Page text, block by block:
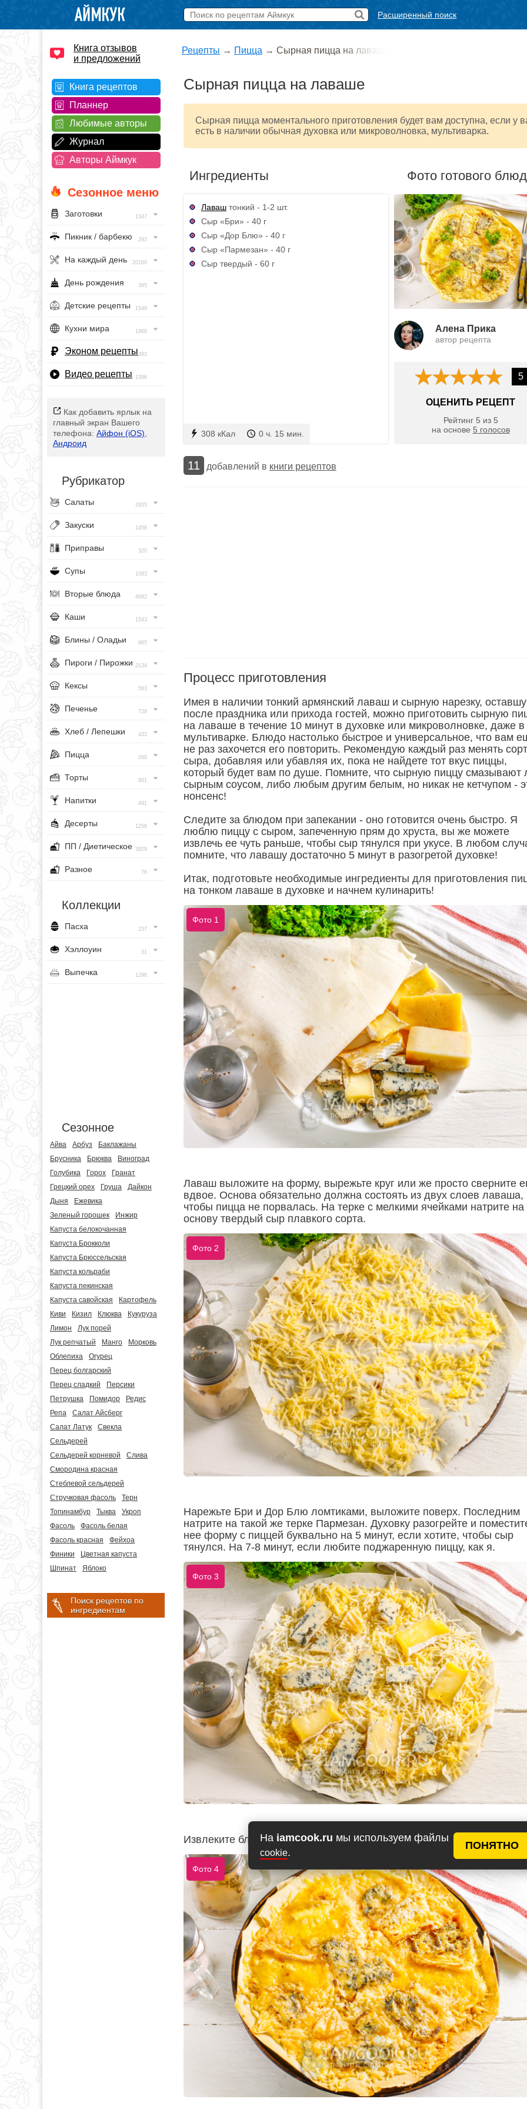
На iamcook.ru мы используем файлы
cookie.
ПОНЯТНО
Расширенный поиск
Книга отзывов
и предложений
Книга рецептов
Планнер
Любимые авторы
Журнал
Авторы Аймкук
Сезонное меню
Заготовки 1347
Пикник / барбекю 293
На каждый день 20160
День рождения 385
Детские рецепты 1548
Кухни мира 1968
Эконом рецепты393
Видео рецепты 1396
Как добавить ярлык на
главный экран Вашего
телефона: Айфон (iOS)
Андроид
Рубрикатор
Салаты 2955
Закуски 1456
Приправы 320
Супы 1083
Вторые блюда 4682
Каши 1543
Блины / Оладьи 965
Пироги / Пирожки 2134
Кексы 563
Печенье 728
Хлеб / Лепешки 433
Пицца 260
Торты 801
Напитки 491
Десерты 1256
ПП / Диетическое 3929
Разное 76
Коллекции
Пасха 237
Хэллоуин 31
Выпечка 1296
Сезонное
Айва Арбуз
Баклажаны
Брусника
Брюква
Виноград
Голубика
Горох
Гранат
Грецкий орех
Груша
Дайкон
Дыня
Ежевика
Зеленый горошек
Инжир
Капуста белокочанная
Капуста Брокколи
Капуста Брюссельская
Капуста кольраби
Капуста пекинская
Капуста савойская
Картофель
Киви
Кизил Клюква
Кукуруза
Лимон
Лук порей
Лук репчатый
Манго
Морковь
Облепиха
Огурец
Перец болгарский
Перец сладкий
Персики
Петрушка
Помидор
Редис
Репа
Салат Айсберг
Салат Латук
Свекла
Сельдерей
Сельдерей корневой
Слива
Смородина красная
Стеблевой сельдерей
Стручковая фасоль
Терн
Топинамбур
Тыква
Укроп
Фасоль
Фасоль белая
Фасоль красная
Фейхоа
Финики
Цветная капуста
Шпинат
Яблоко
Поиск рецептов по
ингредиентам
Рецепты → Пицца → Сырная пицца на лаваше
Сырная пицца на лаваше
Сырная пицца моментального приготовления будет вам доступна, если у
есть в наличии обычная духовка или микроволновка, мультиварка.
Ингредиенты
Лаваш тонкий - 1-2 шт.
Сыр «Бри» - 40 г
Сыр «Дор Блю» - 40 г
Сыр «Пармезан» - 40 г
Сыр твердый - 60 г
308 кКал 0 ч. 15 мин.
Фото готового
Алена Прика
автор рецепта
5
ОЦЕНИТЬ РЕЦЕПТ
Рейтинг 5 из 5
на основе 5 голосов
11 добавлений в книги рецептов
Процесс приготовления
Имея в наличии тонкий армянский лаваш и сырную нарезку,
после праздника или прихода гостей, можно приготовить сырную
на лаваше в течение 10 минут в духовке или микроволновке, даже в
мультиварке. Блюдо настолько быстрое и универсальное, что вам
не раз захочется его повторить. Рекомендую каждый раз менять
сыра, добавляя или убавляя их, пока не найдете тот вкус пиццы,
который будет вам по душе. Помните, что сырную пиццу смазывают
сырным соусом, либо любым другим белым, но никак не кетчупом -
нонсенс!
Следите за блюдом при запекании - оно готовится очень быстро. Я
люблю пиццу с сыром, запеченную прям до хруста, вы же можете
извлечь ее чуть раньше, чтобы сыр тянулся при укусе. В любом
помните, что лавашу достаточно 5 минут в разогретой духовке!
Итак, подготовьте необходимые ингредиенты для приготовления
на тонком лаваше в духовке и начнем кулинарить!
Фото 1
Лаваш выложите на форму, вырежьте круг или же просто сверните
вдвое. Основа обязательно должна состоять из двух слоев лаваша,
чтобы пицца не порвалась. На терке с мелкими ячейками натрите на
основу твердый сыр плавкого сорта.
Фото 2
Нарежьте Бри и Дор Блю ломтиками, выложите поверх. Последним
натрите на такой же терке Пармезан. Духовку разогрейте и
нее форму с пиццей буквально на 5 минут, если хотите, чтобы сыр
тянулся. На 7-8 минут, если любите поджаренную пиццу, как я.
Фото 3
Извлеките блюдо из духовки и подайте его к столу горячим.
Фото 4